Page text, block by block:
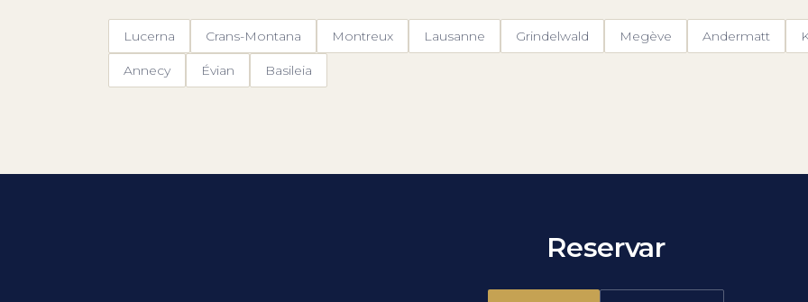
Lucerna Crans-Montana Montreux Lausanne Grindelwald Megève Andermatt
Annecy Évian Basileia
Reservar